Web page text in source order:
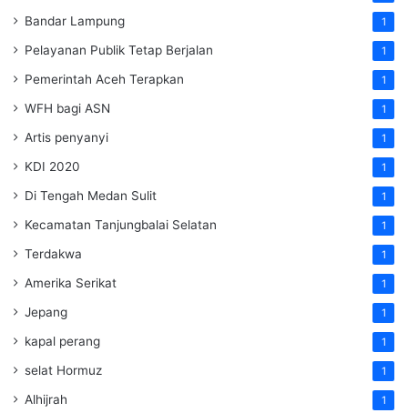
Bandar Lampung 1
Pelayanan Publik Tetap Berjalan 1
Pemerintah Aceh Terapkan 1
WFH bagi ASN 1
Artis penyanyi 1
KDI 2020 1
Di Tengah Medan Sulit 1
Kecamatan Tanjungbalai Selatan 1
Terdakwa 1
Amerika Serikat 1
Jepang 1
kapal perang 1
selat Hormuz 1
Alhijrah 1